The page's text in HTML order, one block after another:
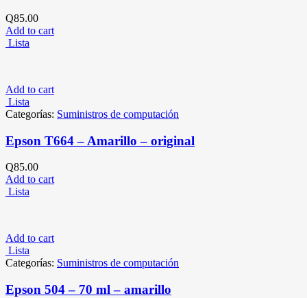
Q85.00
Add to cart
Lista
Add to cart
Lista
Categorías: Suministros de computación
Epson T664 – Amarillo – original
Q85.00
Add to cart
Lista
Add to cart
Lista
Categorías: Suministros de computación
Epson 504 – 70 ml – amarillo